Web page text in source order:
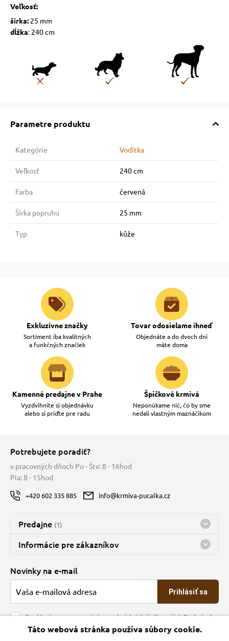
Veľkosť:
šírka:25 mm
dĺžka: 240 cm
Parametre produktu
Kategórie Vodítka
Veľkosť 240 cm
Farba červená
Šírka popruhu 25 mm
Typ kůže
Exkluzívne značky
Sortiment iba kvalitných
a funkčných značiek
Tovar odosielame ihneď
Objednáte a do dvoch dní
máte doma
Kamenné predajne v Prahe
Vyzdvihnite si objednávku
alebo si príďte pre radu
Špičkové krmivá
Neponúkame nič, čo by sme
nedali vlastným maznáčikom
Potrebujete poradiť?
v pracovných dňoch Po - Štv: 8 - 16hod
Pia: 8 - 15hod
+420 602 335 885 info@krmiva-pucalka.cz
Predajne (1)
Predajňa a sklad Kbely
Bohužiaľ, momentálne máme zatvorené
Informácie pre zákazníkov
O spoločnosti
Veľkoobchod
Obchodné podmienky
Kontakt
Novinky na e-mail
Prihlásiť sa
Souhlasím se zpracováním osobních údajů dle našichPodmínek
ochrany osobních údajů
Táto webová stránka používa súbory cookie.